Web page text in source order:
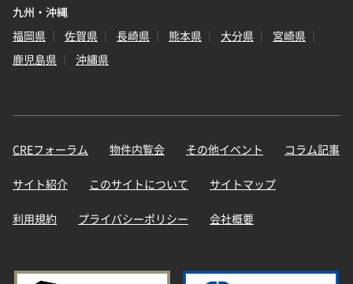
九州・沖縄
福岡県
佐賀県 長崎県 熊本県 大分県
宮崎県
鹿児島県
沖縄県
CREフォーラム 物件内覧会 その他イベント コラム記事
サイト紹介 このサイトについて サイトマップ
利用規約 プライバシーポリシー 会社概要